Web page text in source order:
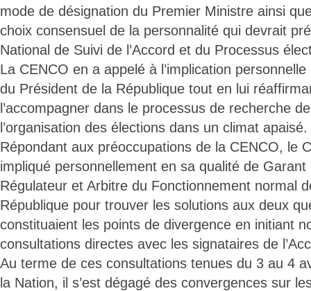
mode de désignation du Premier Ministre ainsi
choix consensuel de la personnalité qui devrait
National de Suivi de l’Accord et du Processus
La CENCO en a appelé à l’implication
du Président de la République tout en lui
l’accompagner dans le processus de recherche
l’organisation des élections dans un climat apaisé.
Répondant aux préoccupations de la CENCO, le
impliqué personnellement en sa qualité de
Régulateur et Arbitre du Fonctionnement normal
République pour trouver les solutions aux deux
constituaient les points de divergence en initiant
consultations directes avec les signataires de
Au terme de ces consultations tenues du 3 au 4
la Nation, il s’est dégagé des convergences sur